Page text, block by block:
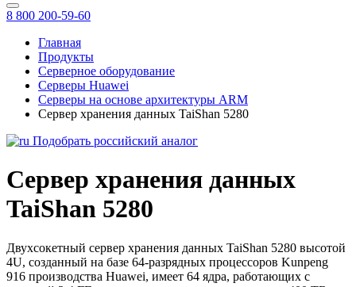
8 800 200-59-60
Главная
Продукты
Серверное оборудование
Серверы Huawei
Серверы на основе архитектуры ARM
Сервер хранения данных TaiShan 5280
Подобрать российский аналог
Сервер хранения данных
TaiShan 5280
Двухсокетный сервер хранения данных TaiShan 5280 высотой
4U, созданный на базе 64-разрядных процессоров Kunpeng
916 производства Huawei, имеет 64 ядра, работающих с